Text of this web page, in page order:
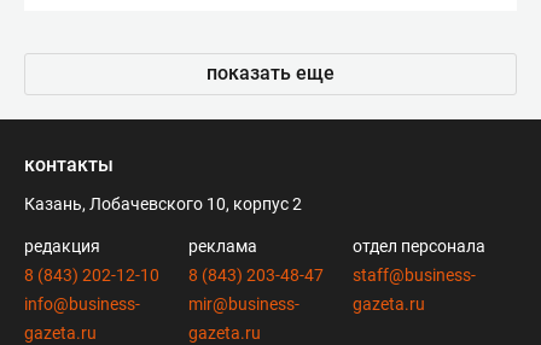
показать еще
контакты
Казань, Лобачевского 10, корпус 2
редакция
8 (843) 202-12-10
info@business-
gazeta.ru
реклама
8 (843) 203-48-47
mir@business-
gazeta.ru
отдел персонала
staff@business-
gazeta.ru